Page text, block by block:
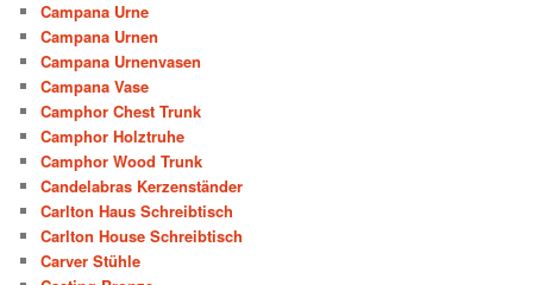
Campana Urne
Campana Urnen
Campana Urnenvasen
Campana Vase
Camphor Chest Trunk
Camphor Holztruhe
Camphor Wood Trunk
Candelabras Kerzenständer
Carlton Haus Schreibtisch
Carlton House Schreibtisch
Carver Stühle